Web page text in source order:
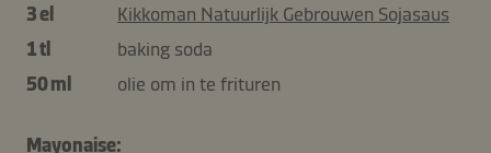
3 el
Kikkoman Natuurlijk Gebrouwen Sojasaus
1 tl
baking soda
50 ml
olie om in te frituren
Mayonaise: